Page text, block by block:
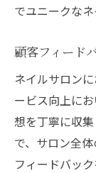
でユニークな
顧客フィード
ネイルサロン
ービス向上に
想を丁寧に収
で、サロン全
フィードバッ